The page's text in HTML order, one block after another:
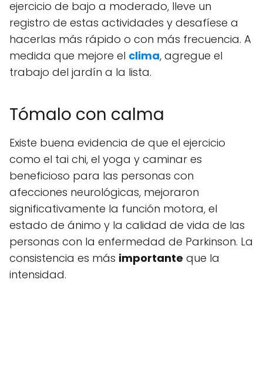
ejercicio de bajo a moderado, lleve un
registro de estas actividades y desafíese a
hacerlas más rápido o con más frecuencia. A
medida que mejore el clima, agregue el
trabajo del jardín a la lista.
Tómalo con calma
Existe buena evidencia de que el ejercicio
como el tai chi, el yoga y caminar es
beneficioso para las personas con
afecciones neurológicas, mejoraron
significativamente la función motora, el
estado de ánimo y la calidad de vida de las
personas con la enfermedad de Parkinson. La
consistencia es más importante que la
intensidad.